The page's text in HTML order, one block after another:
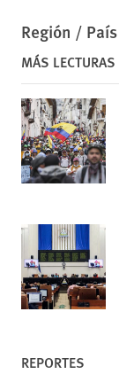
Región / País
MÁS LECTURAS
REPORTES